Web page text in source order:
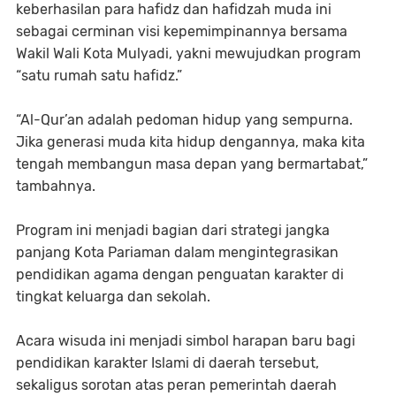
keberhasilan para hafidz dan hafidzah muda ini
sebagai cerminan visi kepemimpinannya bersama
Wakil Wali Kota Mulyadi, yakni mewujudkan program
“satu rumah satu hafidz.”
“Al-Qur’an adalah pedoman hidup yang sempurna.
Jika generasi muda kita hidup dengannya, maka kita
tengah membangun masa depan yang bermartabat,”
tambahnya.
Program ini menjadi bagian dari strategi jangka
panjang Kota Pariaman dalam mengintegrasikan
pendidikan agama dengan penguatan karakter di
tingkat keluarga dan sekolah.
Acara wisuda ini menjadi simbol harapan baru bagi
pendidikan karakter Islami di daerah tersebut,
sekaligus sorotan atas peran pemerintah daerah